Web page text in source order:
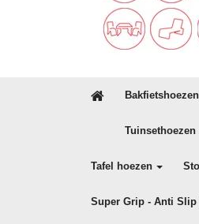
Bakfietshoezen
Tuinsethoezen
Tafel hoezen
Super Grip - Anti Slip